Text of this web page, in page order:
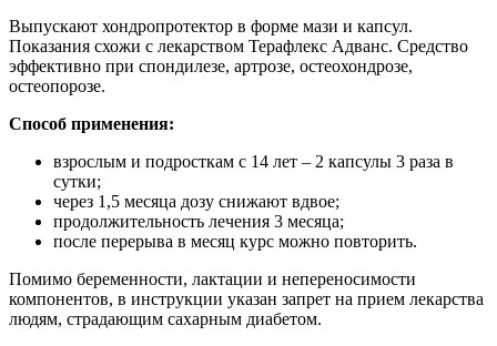
Выпускают хондропротектор в форме мази и капсул.
Показания схожи с лекарством Терафлекс Адванс. Средство
эффективно при спондилезе, артрозе, остеохондрозе,
остеопорозе.
Способ применения:
взрослым и подросткам с 14 лет – 2 капсулы 3 раза в
сутки;
через 1,5 месяца дозу снижают вдвое;
продолжительность лечения 3 месяца;
после перерыва в месяц курс можно повторить.
Помимо беременности, лактации и непереносимости
компонентов, в инструкции указан запрет на прием лекарства
людям, страдающим сахарным диабетом.